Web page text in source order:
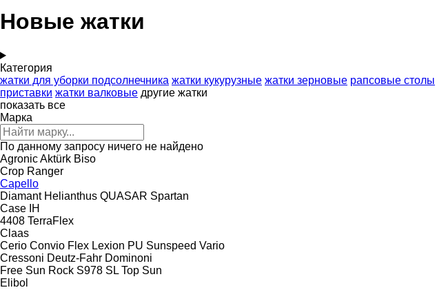
Новые жатки
Категория
жатки для уборки подсолнечника жатки кукурузные жатки зерновые рапсовые столы
приставки жатки валковые другие жатки
показать все
Марка
По данному запросу ничего не найдено
AgronicAktürk Biso
Crop Ranger
Capello
Diamant Helianthus QUASAR Spartan
Case IH
4408 TerraFlex
Claas
Cerio Convio Flex Lexion PU Sunspeed Vario
Cressoni Deutz-Fahr Dominoni
Free Sun Rock S978 SL Top Sun
Elibol